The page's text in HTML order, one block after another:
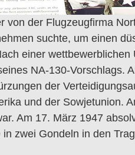
der Flugzeugfirma
suchte, um einen
einer
NA-130-Vorschlags.
der
und der Sowjetunion.
Am 17. März 1947
zwei Gondeln in den